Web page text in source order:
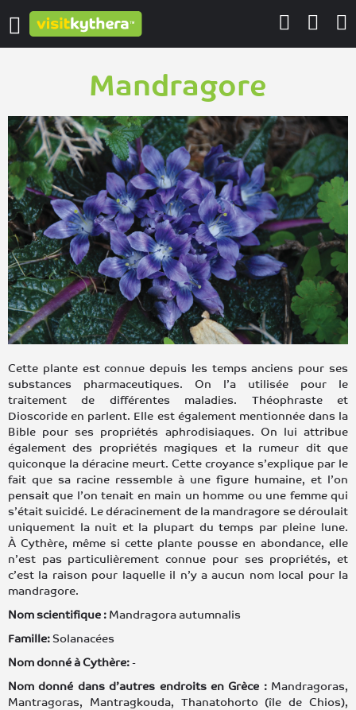
Mandragore
Cette plante est connue depuis les temps anciens pour ses
substances pharmaceutiques. On l’a utilisée pour le
traitement de différentes maladies. Théophraste et
Dioscoride en parlent. Elle est également mentionnée dans la
Bible pour ses propriétés aphrodisiaques. On lui attribue
également des propriétés magiques et la rumeur dit que
quiconque la déracine meurt. Cette croyance s’explique par le
fait que sa racine ressemble à une figure humaine, et l’on
pensait que l’on tenait en main un homme ou une femme qui
s’était suicidé. Le déracinement de la mandragore se déroulait
uniquement la nuit et la plupart du temps par pleine lune.
À Cythère, même si cette plante pousse en abondance, elle
n’est pas particulièrement connue pour ses propriétés, et
c’est la raison pour laquelle il n’y a aucun nom local pour la
mandragore.
Nom scientifique : Mandragora autumnalis
Famille: Solanacées
Nom donné à Cythère:-
Nom donné dans d’autres endroits en Grèce : Mandragoras,
Mantragoras, Mantragkouda, Thanatohorto (île de Chios),